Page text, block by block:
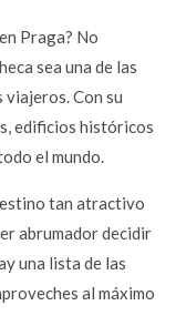
Praga? No
sea una de las
viajeros. Con su
edificios históricos
el mundo.
tan atractivo
abrumador decidir
una lista de las
al máximo